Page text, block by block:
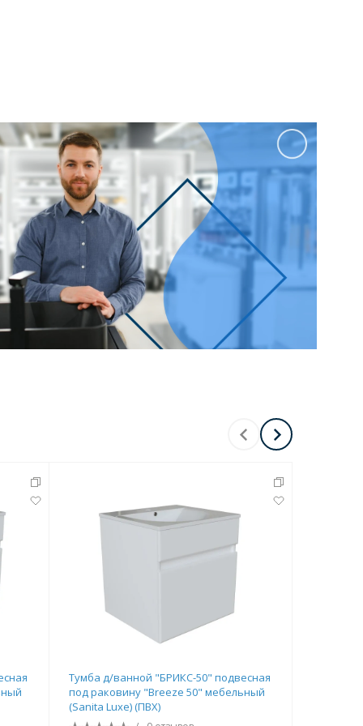
Подвесные
60 см 65 см 70 см
80 см
Перейти в раздел
Перейти в раздел
Тумба д/ванной "БРИКС-50" подвесная
под раковину "Breeze 50" мебельный
(Sanita Luxe) (ПВХ)